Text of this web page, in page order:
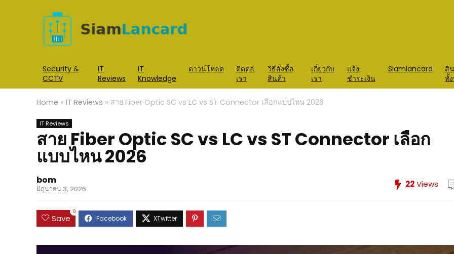
Security &
CCTV
IT
Reviews
IT
Knowledge
ดาวน์โหลด
ติดต่อ
เรา
วิธีสั่งซื้อ
สินค้า
เกี่ยวกับ
เรา
แจ้ง
ชำระเงิน
Siamlancard
สิ
ทั้
Home » IT Reviews » สาย Fiber Optic SC vs LC vs ST Connector เลือกแบบไหน 2026
IT Reviews
สาย Fiber Optic SC vs LC vs ST Connector เลือก
แบบไหน 2026
bom
มิถุนายน 3, 2026 22Views
Save
0